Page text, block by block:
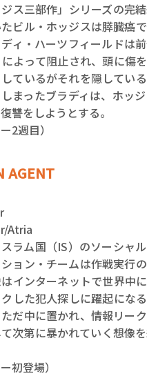
ジス三部作」シリーズの
ビル・ホッジスは膵臓癌
ィ・ハーツフィールドは
よって阻止され、頭に傷
ているがそれを隠してい
まったブラディは、ホッ
讐をしようとする。
2週目）
AGENT
Atria
ラム国（IS）のソーシャ
ョン・チームは作戦実行
インターネットで世界中
した犯人探しに躍起にな
だ中に置かれ、情報リー
次第に暴かれていく想像
初登場）